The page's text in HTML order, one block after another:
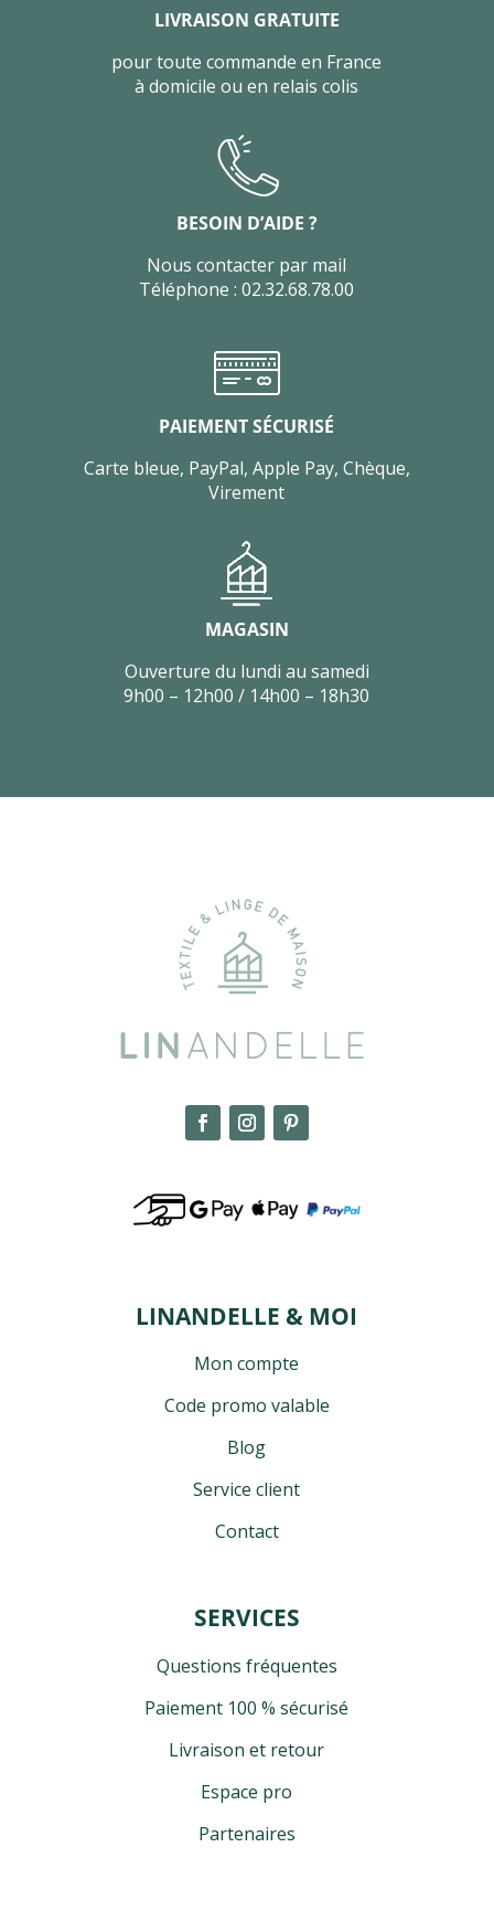
LIVRAISON GRATUITE
pour toute commande en France
à domicile ou en relais colis
BESOIN D’AIDE ?
Nous contacter par mail
Téléphone : 02.32.68.78.00
PAIEMENT SÉCURISÉ
Carte bleue, PayPal, Apple Pay, Chèque,
Virement
MAGASIN
Ouverture du lundi au samedi
9h00 – 12h00 / 14h00 – 18h30
LINANDELLE & MOI
Mon compte
Code promo valable
Blog
Service client
Contact
SERVICES
Questions fréquentes
Paiement 100 % sécurisé
Livraison et retour
Espace pro
Partenaires